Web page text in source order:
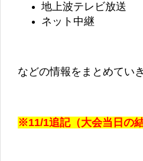
地上波テレビ放送
ネット中継
などの情報をまとめてい
※11/1追記（大会当日の